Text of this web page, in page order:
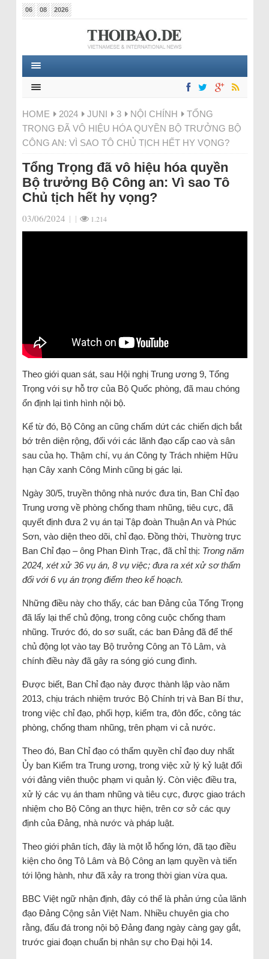
06 08 2026
HOME 2024 JUNI 3 NỘI CHÍNH
TỔNG
TRỌNG ĐÃ VÔ HIỆU HÓA QUYỀN BỘ TRƯỞNG BỘ
CÔNG AN: VÌ SAO TÔ CHỦ TỊCH HẾT HY VỌNG?
Tổng Trọng đã vô hiệu hóa quyền
Bộ trưởng Bộ Công an: Vì sao Tô
Chủ tịch hết hy vọng?
03/06/2024 | | 1.214
Theo giới quan sát, sau Hội nghị Trung ương 9, Tổng
Trọng với sự hỗ trợ của Bộ Quốc phòng, đã mau chóng
ổn định lại tình hình nội bộ.
Kể từ đó, Bộ Công an cũng chấm dứt các chiến dịch bắt
bớ trên diện rộng, đối với các lãnh đạo cấp cao và sân
sau của họ. Thậm chí, vụ án Công ty Trách nhiệm Hữu
hạn Cây xanh Công Minh cũng bị gác lại.
Ngày 30/5, truyền thông nhà nước đưa tin, Ban Chỉ đạo
Trung ương về phòng chống tham nhũng, tiêu cực, đã
quyết định đưa 2 vụ án tại Tập đoàn Thuận An và Phúc
Sơn, vào diện theo dõi, chỉ đạo. Đồng thời, Thường trực
Ban Chỉ đạo – ông Phan Đình Trạc, đã chỉ thị: Trong năm
2024, xét xử 36 vụ án, 8 vụ việc; đưa ra xét xử sơ thẩm
đối với 6 vụ án trọng điểm theo kế hoạch.
Những điều này cho thấy, các ban Đảng của Tổng Trọng
đã lấy lại thế chủ động, trong công cuộc chống tham
nhũng. Trước đó, do sơ suất, các ban Đảng đã để thế
chủ động lọt vào tay Bộ trưởng Công an Tô Lâm, và
chính điều này đã gây ra sóng gió cung đình.
Được biết, Ban Chỉ đạo này được thành lập vào năm
2013, chịu trách nhiệm trước Bộ Chính trị và Ban Bí thư,
trong việc chỉ đạo, phối hợp, kiểm tra, đôn đốc, công tác
phòng, chống tham nhũng, trên phạm vi cả nước.
Theo đó, Ban Chỉ đạo có thẩm quyền chỉ đạo duy nhất
Ủy ban Kiểm tra Trung ương, trong việc xử lý kỷ luật đối
với đảng viên thuộc phạm vi quản lý. Còn việc điều tra,
xử lý các vụ án tham nhũng và tiêu cực, được giao trách
nhiệm cho Bộ Công an thực hiện, trên cơ sở các quy
định của Đảng, nhà nước và pháp luật.
Theo giới phân tích, đây là một lỗ hổng lớn, đã tạo điều
kiện cho ông Tô Lâm và Bộ Công an lạm quyền và tiến
tới lộng hành, như đã xảy ra trong thời gian vừa qua.
BBC Việt ngữ nhận định, đây có thể là phản ứng của lãnh
đạo Đảng Cộng sản Việt Nam. Nhiều chuyên gia cho
rằng, đấu đá trong nội bộ Đảng đang ngày càng gay gắt,
trước giai đoạn chuẩn bị nhân sự cho Đại hội 14.